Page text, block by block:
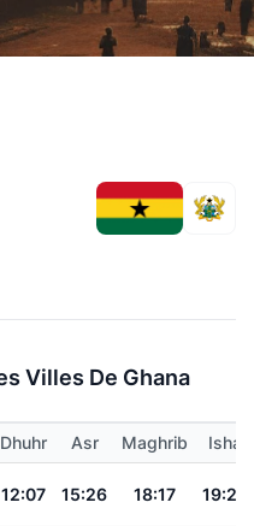
Villes De Ghana
Dhuhr Asr Maghrib Isha
12:07 15:26 18:17 19:25